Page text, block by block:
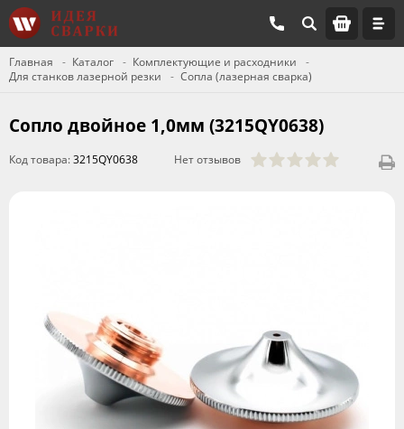
Главная Каталог
Комплектующие и расходники
Для станков лазерной резки
Сопла (лазерная сварка)
Сопло двойное 1,0мм (3215QY0638)
Код товара:3215QY0638 Нет отзывов